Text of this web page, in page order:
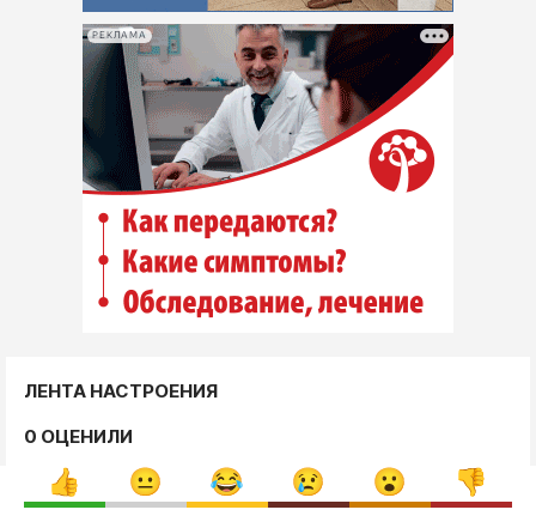
РЕКЛАМА
ЛЕНТА НАСТРОЕНИЯ
0 ОЦЕНИЛИ